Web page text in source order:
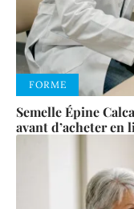
FORME
Semelle Épine
avant d’acheter en